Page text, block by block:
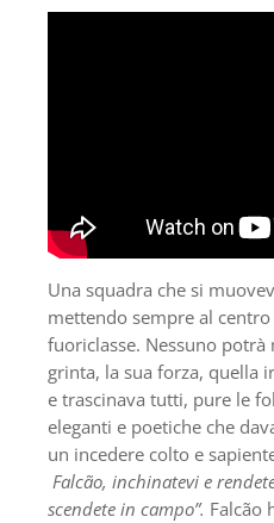
Una squadra che si
mettendo sempre al
fuoriclasse. Nessuno
grinta, la sua forza, quella
e trascinava tutti, pure le
eleganti e poetiche che
un incedere colto e
Falcão, inchinatevi e
scendete in campo”. Falcão